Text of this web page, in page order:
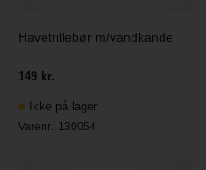
Havetrillebør m/vandkande
149 kr.
Ikke på lager
Varenr.: 130054